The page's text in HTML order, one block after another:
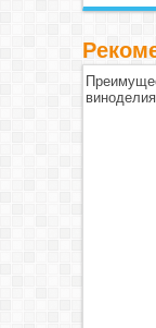
виноделия